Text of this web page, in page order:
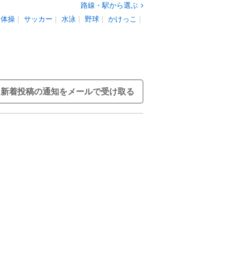
路線・駅から選ぶ
体操 サッカー 水泳 野球
かけっこ
新着投稿の通知をメールで受け取る